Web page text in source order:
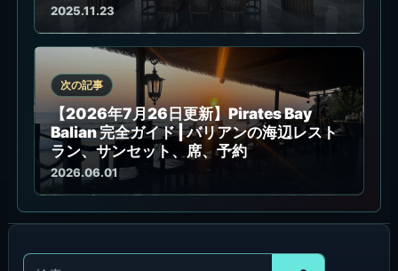
2025.11.23
次の記事
【2026年7月26日更新】Pirates Bay
Balian 完全ガイド | バリアンの海辺レスト
ラン、サンセット、席、予約
2026.06.01
検